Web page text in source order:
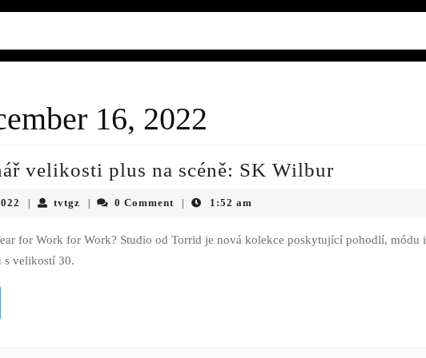
16, 2022
velikosti plus na scéně: SK WilburNový
plus
December
tvtgztvtgz 0 Comment 1:52 am
for Work for Work? Studio od Torrid je nová kolekce poskytující pohodlí, módu i
s velikostí 30.